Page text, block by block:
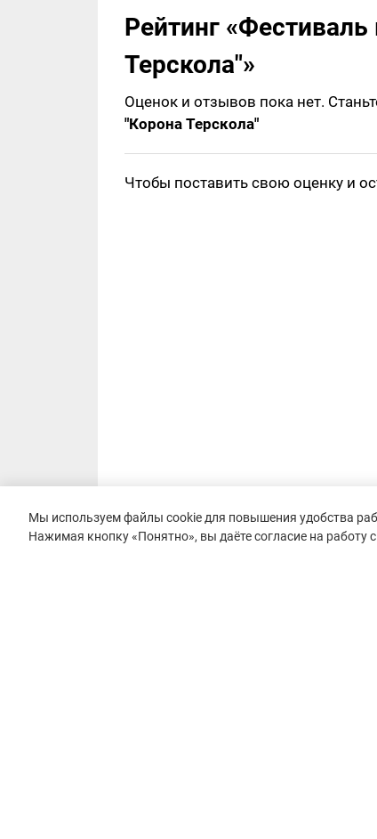
Рейтинг
Терскола"»
Оценок и отзывов пока нет.
"Корона Терскола"
Чтобы поставить свою оценку и
Мы используем файлы cookie для повышения удобства
Нажимая кнопку «Понятно», вы даёте согласие на работу